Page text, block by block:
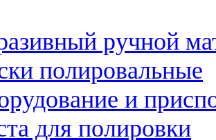
ручной
полировальные
и
для полировки